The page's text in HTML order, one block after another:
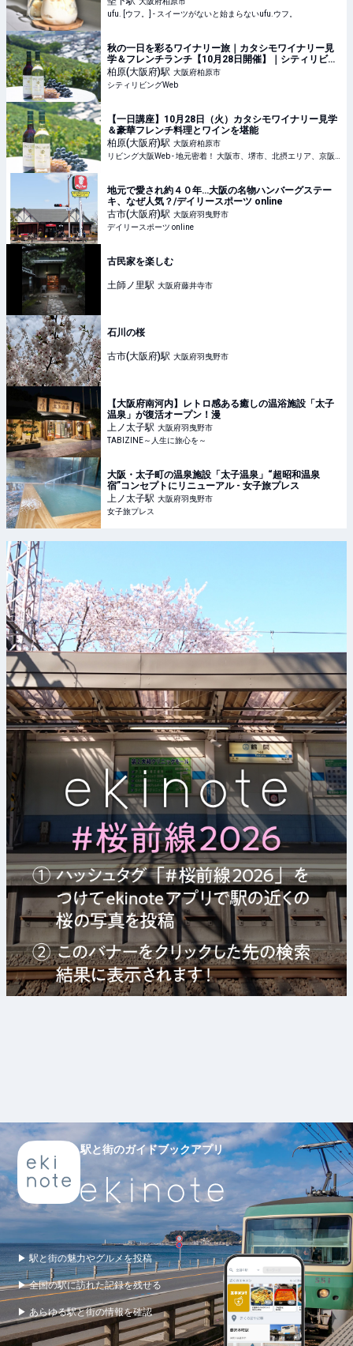
ufu. [ウフ。] - スイーツがないと始まらないufu.ウフ。
秋の一日を彩るワイナリー旅｜カタシモワイナリー見
学＆フレンチランチ【10月28日開催】｜シティリビン
グWeb
柏原(大阪府)駅 大阪府柏原市
シティリビングWeb
【一日講座】10月28日（火）カタシモワイナリー見学
＆豪華フレンチ料理とワインを堪能
柏原(大阪府)駅 大阪府柏原市
地元で愛され約４０年…大阪の名物ハンバーグステー
キ、なぜ人気？/デイリースポーツ online
古市(大阪府)駅 大阪府羽曳野市
デイリースポーツ online
古民家を楽しむ
土師ノ里駅 大阪府藤井寺市
石川の桜
古市(大阪府)駅 大阪府羽曳野市
【大阪府南河内】レトロ感ある癒しの温浴施設「太子
温泉」が復活オープン！漫
上ノ太子駅 大阪府羽曳野市
TABIZINE～人生に旅心を～
大阪・太子町の温泉施設「太子温泉」“超昭和温泉
宿”コンセプトにリニューアル - 女子旅プレス
上ノ太子駅 大阪府羽曳野市
女子旅プレス
駅と街のガイドブックアプリ
▶ 駅と街の魅力やグルメを投稿
▶ 全国の駅に訪れた記録を残せる
▶ あらゆる駅と街の情報を確認